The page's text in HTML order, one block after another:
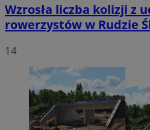
Wzrosła liczba kolizji z
rowerzystów w Rudzie
14